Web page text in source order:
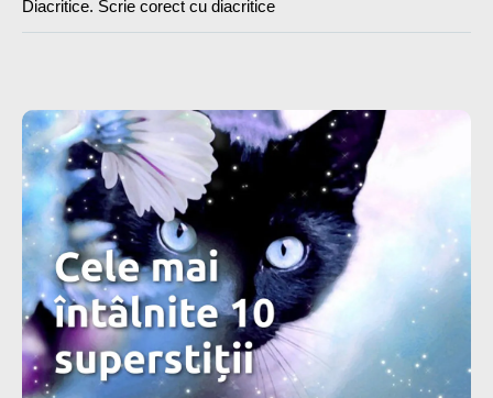
Diacritice. Scrie corect cu diacritice